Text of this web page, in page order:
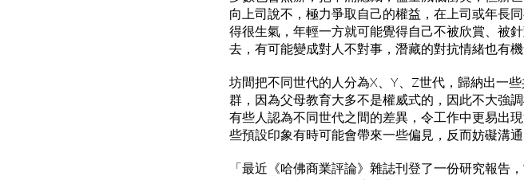
向上司說不，極力爭取自己的權益，在上司或年長
得很生氣，年輕一方就可能覺得自己不被欣賞、被
去，有可能變成對人不對事，潛藏的對抗情緒也有
坊間把不同世代的人分為X、Y、Z世代，歸納出一
群，因為父母教育大多不是權威式的，因此不大強
有些人認為不同世代之間的差異，令工作中更易出
些預設印象有時可能會帶來一些偏見，反而妨礙溝通
「最近《哈佛商業評論》雜誌刊登了一份研究報告